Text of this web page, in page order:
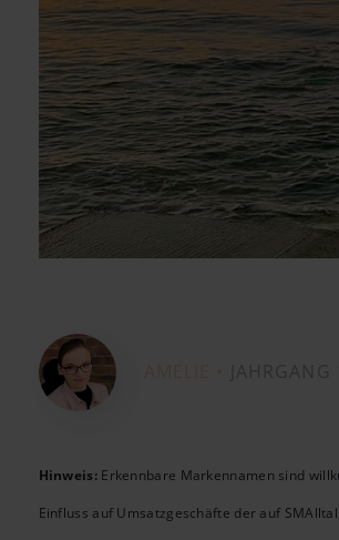
Hinweis:Erkennbare Markennamen sind
Einfluss auf Umsatzgeschäfte der auf